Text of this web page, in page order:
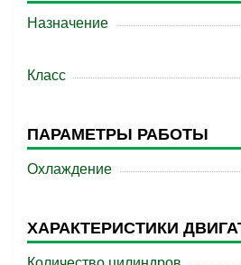
Назначение
Класс
ПАРАМЕТРЫ РАБОТЫ
Охлаждение
ХАРАКТЕРИСТИКИ